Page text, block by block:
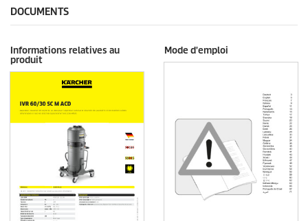
DOCUMENTS
Informations relatives au
produit
Mode d'emploi